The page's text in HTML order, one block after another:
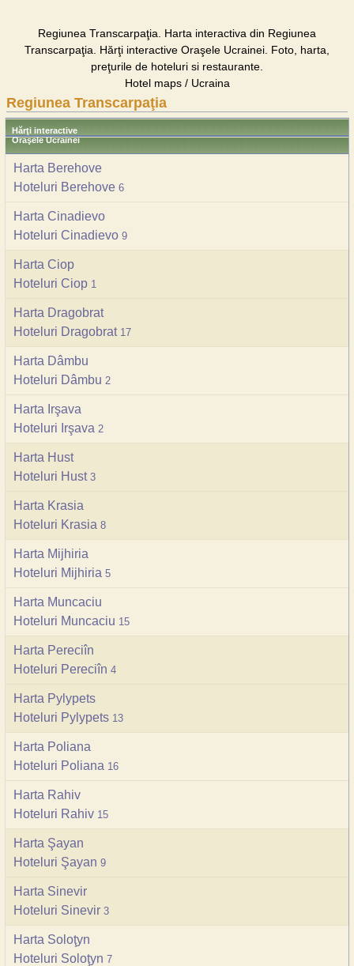
Regiunea Transcarpaţia. Harta interactiva din Regiunea
Transcarpaţia. Hărţi interactive Oraşele Ucrainei. Foto, harta,
preţurile de hoteluri si restaurante.
Hotel maps / Ucraina
Regiunea Transcarpaţia
Hărţi interactive
Oraşele Ucrainei
Harta Berehove
Hoteluri Berehove 6
Harta Cinadievo
Hoteluri Cinadievo 9
Harta Ciop
Hoteluri Ciop 1
Harta Dragobrat
Hoteluri Dragobrat 17
Harta Dâmbu
Hoteluri Dâmbu 2
Harta Irşava
Hoteluri Irşava 2
Harta Hust
Hoteluri Hust 3
Harta Krasia
Hoteluri Krasia 8
Harta Mijhiria
Hoteluri Mijhiria 5
Harta Muncaciu
Hoteluri Muncaciu 15
Harta Pereciîn
Hoteluri Pereciîn 4
Harta Pylypets
Hoteluri Pylypets 13
Harta Poliana
Hoteluri Poliana 16
Harta Rahiv
Hoteluri Rahiv 15
Harta Şayan
Hoteluri Şayan 9
Harta Sinevir
Hoteluri Sinevir 3
Harta Soloţyn
Hoteluri Soloţyn 7